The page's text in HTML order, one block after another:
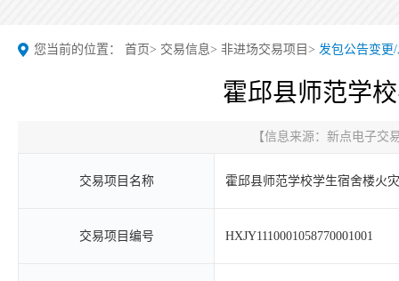
您当前的位置： 首页> 交易信息> 非进场交易项目 > 发包公告变更
霍邱县师范学
【信息来源： 新点电子交
交易项目名称 霍邱县师范学校学生宿舍楼火
交易项目编号 HXJY1110001058770001001